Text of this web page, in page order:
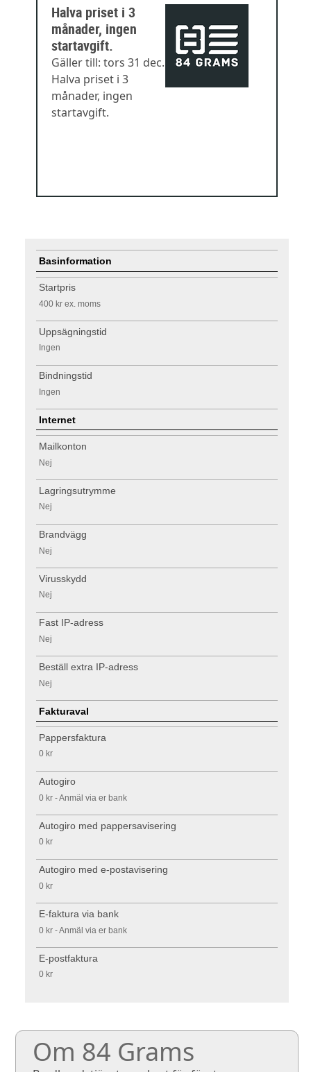
Halva priset i 3
månader, ingen
startavgift.
Gäller till: tors 31 dec.
Halva priset i 3
månader, ingen
startavgift.
Basinformation
Startpris
400 kr ex. moms
Uppsägningstid
Ingen
Bindningstid
Ingen
Internet
Mailkonton
Nej
Lagringsutrymme
Nej
Brandvägg
Nej
Virusskydd
Nej
Fast IP-adress
Nej
Beställ extra IP-adress
Nej
Fakturaval
Pappersfaktura
0 kr
Autogiro
0 kr - Anmäl via er bank
Autogiro med pappersavisering
0 kr
Autogiro med e-postavisering
0 kr
E-faktura via bank
0 kr - Anmäl via er bank
E-postfaktura
0 kr
Om 84 Grams